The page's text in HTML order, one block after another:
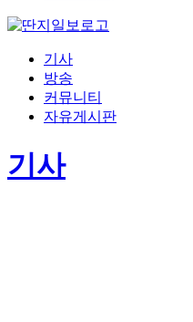
기사
방송
커뮤니티
자유게시판
기사